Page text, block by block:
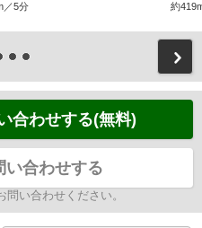
／5分 約
合わせする(無料)
い合わせする
い合わせください。